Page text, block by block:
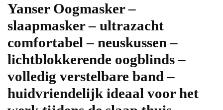
Yanser Oogmasker –
slaapmasker – ultrazacht
comfortabel – neuskussen –
lichtblokkerende oogblinds –
volledig verstelbare band –
huidvriendelijk ideaal voor het